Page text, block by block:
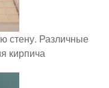
стену. Различные
кирпича